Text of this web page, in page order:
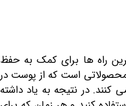
ها برای کمک به حفظ
است که از پوست در
نتیجه به یاد داشته